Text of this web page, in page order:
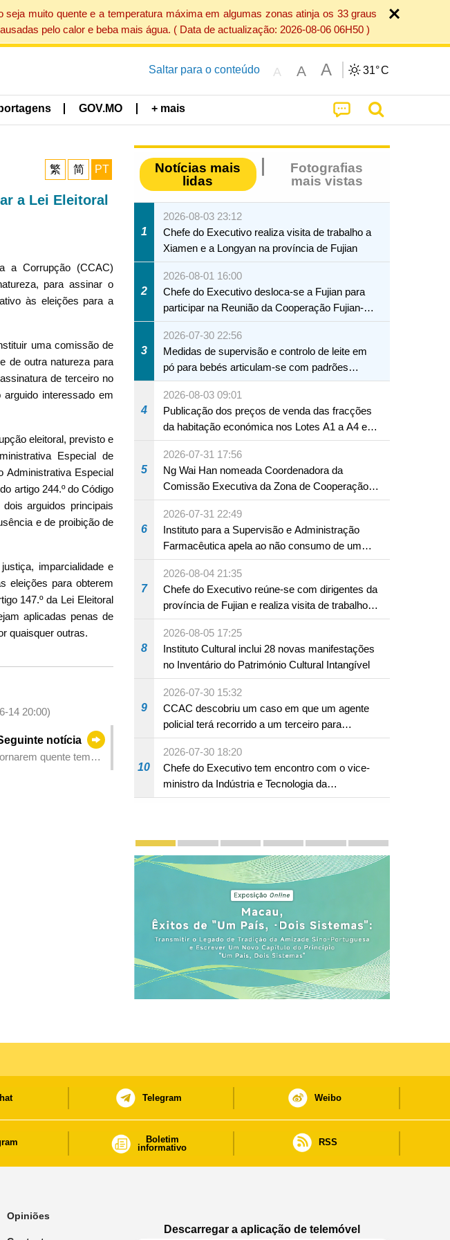
muito quente e a temperatura máxima em algumas zonas atinja os 33 graus
pelo calor e beba mais água. ( Data de actualização: 2026-08-06 06H50 )
Saltar para o conteúdo A A A 31°C
GOV.MO + mais
繁 简 PT
a Lei Eleitoral
a Corrupção (CCAC)
para assinar o
às eleições para a
uma comissão de
de outra natureza para
de terceiro no
interessado em
eleitoral, previsto e
Especial de
Administrativa Especial
artigo 244.º do Código
arguidos principais
e de proibição de
imparcialidade e
eleições para obterem
147.º da Lei Eleitoral
aplicadas penas de
quaisquer outras.
14 20:00)
notícia
quente tema
Notícias mais
lidas
Fotografias
mais vistas
1
2026-08-03 23:12
Chefe do Executivo realiza visita de trabalho a
Xiamen e a Longyan na província de Fujian
2
2026-08-01 16:00
Chefe do Executivo desloca-se a Fujian para
participar na Reunião da Cooperação Fujian-
Macau
3
2026-07-30 22:56
Medidas de supervisão e controlo de leite em
pó para bebés articulam-se com padrões
internacionais Serviços interdepartamentais
envidam esforços para assegurar a saúde dos
bebés e crianças, assim como a segurança
alimentar
4
2026-08-03 09:01
Publicação dos preços de venda das fracções
da habitação económica nos Lotes A1 a A4 e
A12 da Zona A dos Novos Aterros
5
2026-07-31 17:56
Ng Wai Han nomeada Coordenadora da
Comissão Executiva da Zona de Cooperação
Aprofundada entre Guangdong e Macau em
Hengqin
6
2026-07-31 22:49
Instituto para a Supervisão e Administração
Farmacêutica apela ao não consumo de um
produto com substâncias medicamentosas
ocidentais
7
2026-08-04 21:35
Chefe do Executivo reúne-se com dirigentes da
província de Fujian e realiza visita de trabalho
em Fuzhou
8
2026-08-05 17:25
Instituto Cultural inclui 28 novas manifestações
no Inventário do Património Cultural Intangível
9
2026-07-30 15:32
CCAC descobriu um caso em que um agente
policial terá recorrido a um terceiro para
assumir por si a culpa na sequência de uma
infracção rodoviária
10
2026-07-30 18:20
Chefe do Executivo tem encontro com o vice-
ministro da Indústria e Tecnologia da
Informação
Divulgação e promoção
Macau, Êxitos de "Um País, Dois Sistemas":
Chefe do Executivo apresenta a 18 de
LAG em Grande Plano
Segundo Plano Quinquenal
Zona de Cooperação
Telegram Weibo
Boletim
informativo
RSS
Opiniões
Descarregar a aplicação de telemóvel